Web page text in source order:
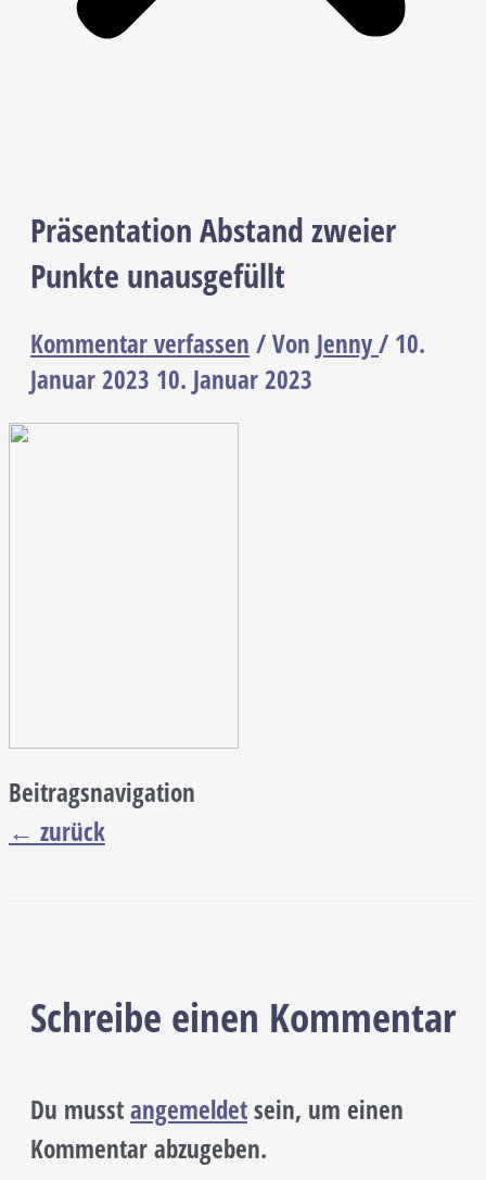
Präsentation Abstand zweier
Punkte unausgefüllt
Kommentar verfassen / Von Jenny/ 10.
Januar 2023 10. Januar 2023
Beitragsnavigation
← zurück
Schreibe einen Kommentar
Du musstangemeldetsein, um einen
Kommentar abzugeben.